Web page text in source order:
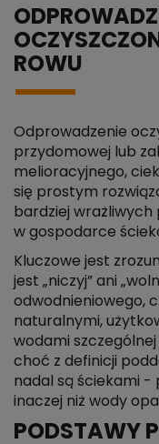
ROWU
Odprowadzenie
przydomowej lub
melioracyjnego,
się prostym
bardziej wrażliwych
w gospodarce
Kluczowe jest
jest „niczyj” ani
odwodnieniowego,
naturalnymi,
wodami
choć z definicji
nadal są ściekami -
inaczej niż wody
PODSTAWY